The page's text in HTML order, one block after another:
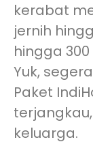
kerabat
jernih
hingga
Yuk,
Paket
keluarga.